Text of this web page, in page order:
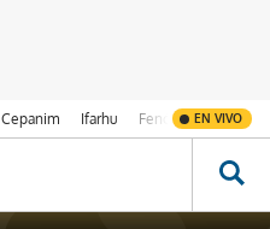
Cepanim Ifarhu Fenómeno de El
EN VIVO